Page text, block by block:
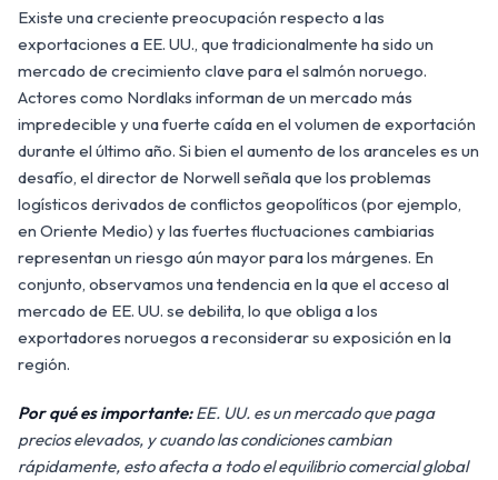
Existe una creciente preocupación respecto a las
exportaciones a EE. UU., que tradicionalmente ha sido un
mercado de crecimiento clave para el salmón noruego.
Actores como Nordlaks informan de un mercado más
impredecible y una fuerte caída en el volumen de exportación
durante el último año. Si bien el aumento de los aranceles es un
desafío, el director de Norwell señala que los problemas
logísticos derivados de conflictos geopolíticos (por ejemplo,
en Oriente Medio) y las fuertes fluctuaciones cambiarias
representan un riesgo aún mayor para los márgenes. En
conjunto, observamos una tendencia en la que el acceso al
mercado de EE. UU. se debilita, lo que obliga a los
exportadores noruegos a reconsiderar su exposición en la
región.
Por qué es importante:EE. UU. es un mercado que paga
precios elevados, y cuando las condiciones cambian
rápidamente, esto afecta a todo el equilibrio comercial global